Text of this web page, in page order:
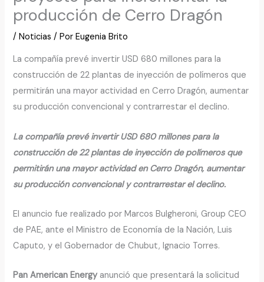
producción de Cerro Dragón
/Noticias / PorEugenia Brito
La compañía prevé invertir USD 680 millones para la
construcción de 22 plantas de inyección de polímeros que
permitirán una mayor actividad en Cerro Dragón, aumentar
su producción convencional y contrarrestar el declino.
La compañía prevé invertir USD 680 millones para la
construcción de 22 plantas de inyección de polímeros que
permitirán una mayor actividad en Cerro Dragón, aumentar
su producción convencional y contrarrestar el declino.
El anuncio fue realizado por Marcos Bulgheroni, Group CEO
de PAE, ante el Ministro de Economía de la Nación, Luis
Caputo, y el Gobernador de Chubut, Ignacio Torres.
Pan American Energyanunció que presentará la solicitud